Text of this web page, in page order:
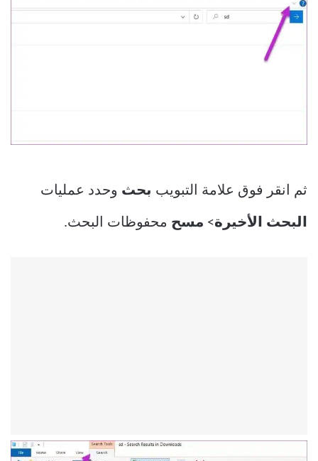
ثم انقر فوق علامة التبويب بحث وحدد عمليات
البحث الأخيرة> مسح محفوظات البحث.